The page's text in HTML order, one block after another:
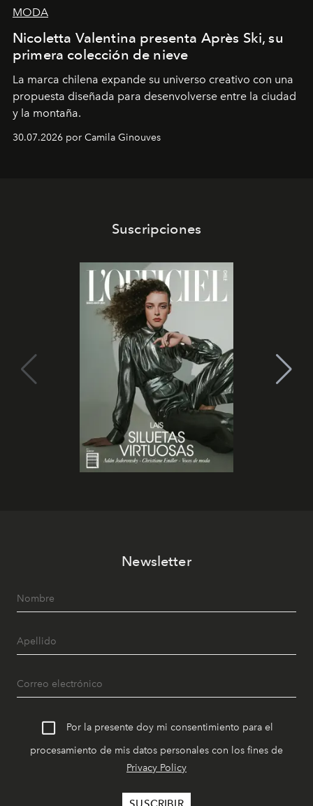
MODA
Nicoletta Valentina presenta Après Ski, su
primera colección de nieve
La marca chilena expande su universo creativo con una
propuesta diseñada para desenvolverse entre la ciudad
y la montaña.
30.07.2026 por Camila Ginouves
Suscripciones
Newsletter
Por la presente doy mi consentimiento para el
procesamiento de mis datos personales con los fines de
Privacy Policy